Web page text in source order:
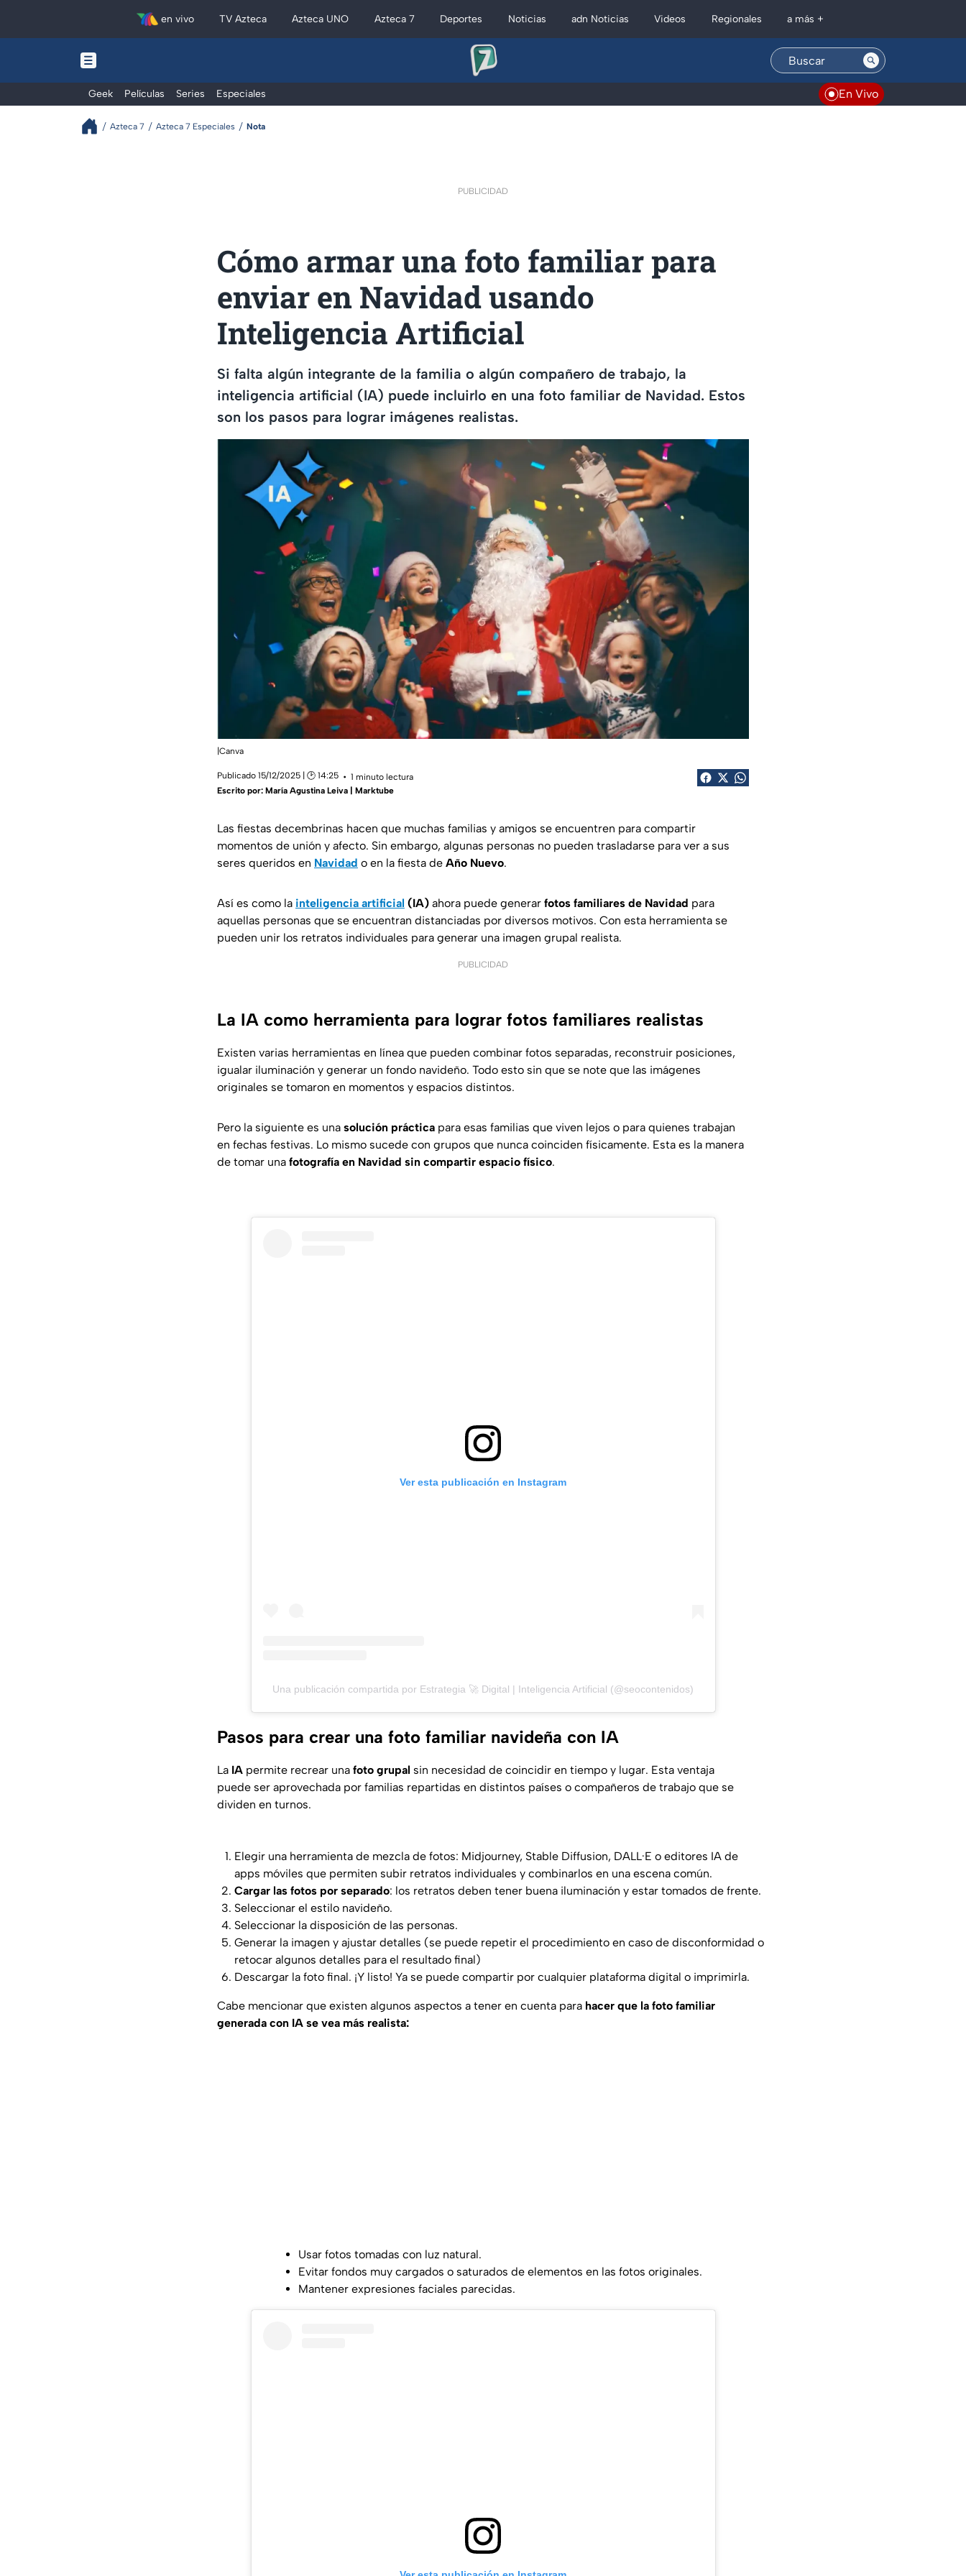
en vivo TV Azteca Azteca UNO Azteca 7 Deportes Noticias adn Noticias Videos Regionales a más +
Geek Películas Series Especiales En Vivo
Azteca 7 Azteca 7 Especiales Nota
PUBLICIDAD
Cómo armar una foto familiar para
enviar en Navidad usando
Inteligencia Artificial
Si falta algún integrante de la familia o algún compañero de trabajo, la
inteligencia artificial (IA) puede incluirlo en una foto familiar de Navidad. Estos
son los pasos para lograr imágenes realistas.
|Canva
Publicado 15/12/2025 | 🕑 14:25
1 minuto lectura
Escrito por: María Agustina Leiva | Marktube
Las fiestas decembrinas hacen que muchas familias y amigos se encuentren para compartir
momentos de unión y afecto. Sin embargo, algunas personas no pueden trasladarse para ver a sus
seres queridos en Navidad o en la fiesta de Año Nuevo.
Así es como la inteligencia artificial (IA) ahora puede generar fotos familiares de Navidad para
aquellas personas que se encuentran distanciadas por diversos motivos. Con esta herramienta se
pueden unir los retratos individuales para generar una imagen grupal realista.
PUBLICIDAD
La IA como herramienta para lograr fotos familiares realistas
Existen varias herramientas en línea que pueden combinar fotos separadas, reconstruir posiciones,
igualar iluminación y generar un fondo navideño. Todo esto sin que se note que las imágenes
originales se tomaron en momentos y espacios distintos.
Pero la siguiente es una solución práctica para esas familias que viven lejos o para quienes trabajan
en fechas festivas. Lo mismo sucede con grupos que nunca coinciden físicamente. Esta es la manera
de tomar una fotografía en Navidad sin compartir espacio físico.
Ver esta publicación en Instagram
Una publicación compartida por Estrategia 🚀 Digital | Inteligencia Artificial (@seocontenidos)
Pasos para crear una foto familiar navideña con IA
La IA permite recrear una foto grupal sin necesidad de coincidir en tiempo y lugar. Esta ventaja
puede ser aprovechada por familias repartidas en distintos países o compañeros de trabajo que se
dividen en turnos.
Elegir una herramienta de mezcla de fotos: Midjourney, Stable Diffusion, DALL·E o editores IA de
apps móviles que permiten subir retratos individuales y combinarlos en una escena común.
Cargar las fotos por separado: los retratos deben tener buena iluminación y estar tomados de frente.
Seleccionar el estilo navideño.
Seleccionar la disposición de las personas.
Generar la imagen y ajustar detalles (se puede repetir el procedimiento en caso de disconformidad o
retocar algunos detalles para el resultado final)
Descargar la foto final. ¡Y listo! Ya se puede compartir por cualquier plataforma digital o imprimirla.
Cabe mencionar que existen algunos aspectos a tener en cuenta para hacer que la foto familiar
generada con IA se vea más realista:
Usar fotos tomadas con luz natural.
Evitar fondos muy cargados o saturados de elementos en las fotos originales.
Mantener expresiones faciales parecidas.